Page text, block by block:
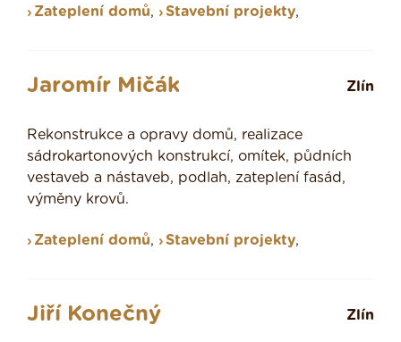
Zateplení domů, Stavební projekty,
Jaromír Mičák Zlín
Rekonstrukce a opravy domů, realizace
sádrokartonových konstrukcí, omítek, půdních
vestaveb a nástaveb, podlah, zateplení fasád,
výměny krovů.
Zateplení domů, Stavební projekty,
Jiří Konečný Zlín